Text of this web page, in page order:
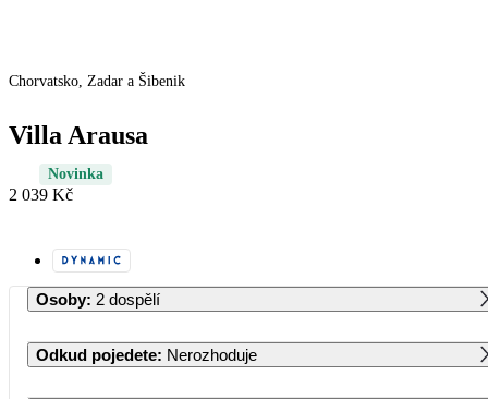
Chorvatsko, Zadar a Šibenik
Villa Arausa
Novinka
2 039 Kč
Osoby: 2 dospělí
Odkud pojedete: Nerozhoduje